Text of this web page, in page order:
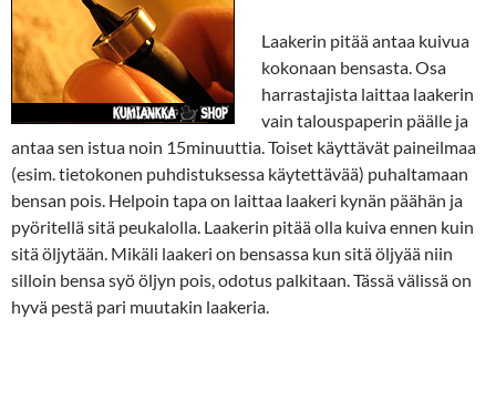
Laakerin pitää antaa kuivua
kokonaan bensasta. Osa
harrastajista laittaa laakerin
vain talouspaperin päälle ja
antaa sen istua noin 15minuuttia. Toiset käyttävät paineilmaa
(esim. tietokonen puhdistuksessa käytettävää) puhaltamaan
bensan pois. Helpoin tapa on laittaa laakeri kynän päähän ja
pyöritellä sitä peukalolla. Laakerin pitää olla kuiva ennen kuin
sitä öljytään. Mikäli laakeri on bensassa kun sitä öljyää niin
silloin bensa syö öljyn pois, odotus palkitaan. Tässä välissä on
hyvä pestä pari muutakin laakeria.